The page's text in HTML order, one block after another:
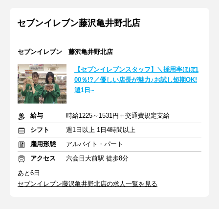
セブンイレブン藤沢亀井野北店
セブンイレブン 藤沢亀井野北店
【セブンイレブンスタッフ】＼採用率ほぼ1
00％!?／優しい店長が魅力♪お試し短期OK!
週1日~
給与
時給1225～1531円＋交通費規定支給
シフト
週1日以上 1日4時間以上
雇用形態
アルバイト・パート
アクセス
六会日大前駅 徒歩8分
あと6日
セブンイレブン藤沢亀井野北店の求人一覧を見る